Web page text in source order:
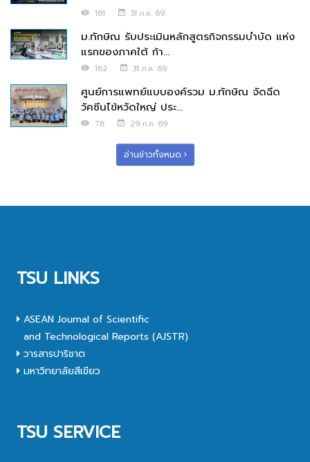
161 31 ก.ค. 69
ม.ทักษิณ รับประเมินหลักสูตรกิจกรรมบำบัด แห่ง
แรกของภาคใต้ ก้า...
162 31 ก.ค. 69
ศูนย์การแพทย์แบบองค์รวม ม.ทักษิณ จัดฉีด
วัคซีนไข้หวัดใหญ่ ประ...
78 29 ก.ค. 69
อ่านข่าวทั้งหมด
TSU LINKS
ASEAN Journal of Scientific
and Technological Reports (AJSTR)
วารสารปาริชาต
มหาวิทยาลัยสีเขียว
TSU SERVICE